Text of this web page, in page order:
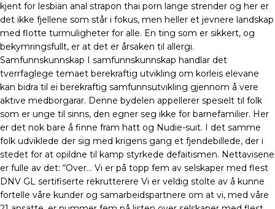
kjent for lesbian anal strapon thai porn lange strender og her er
det ikke fjellene som står i fokus, men heller et jevnere landskap
med flotte turmuligheter for alle. En ting som er sikkert, og
bekymringsfullt, er at det er årsaken til allergi.
Samfunnskunnskap I samfunnskunnskap handlar det
tverrfaglege temaet berekraftig utvikling om korleis elevane
kan bidra til ei berekraftig samfunnsutvikling gjennom å vere
aktive medborgarar. Denne bydelen appellerer spesielt til folk
som er unge til sinns, den egner seg ikke for barnefamilier. Her
er det nok bare å finne fram hatt og Nudie-suit. I det samme
folk udviklede der sig med krigens gang et fjendebillede, der i
stedet for at opildne til kamp styrkede defaitismen. Nettavisene
er fulle av det: “Over… Vi er på topp fem av selskaper med flest
DNV GL sertifiserte rekrutterere Vi er veldig stolte av å kunne
fortelle våre kunder og samarbeidspartnere om at vi, med våre